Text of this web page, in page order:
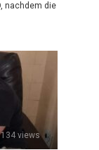
nachdem die
views